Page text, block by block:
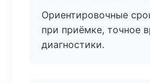
Ориентировочные
при приёмке, точное
диагностики.